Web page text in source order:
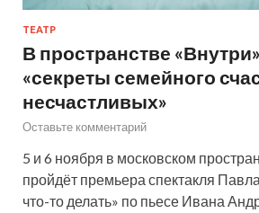
ТЕАТР
В пространстве
«секреты семейного
несчастливых»
Оставьте комментарий
5 и 6 ноября в московском
пройдёт премьера спектакля
что-то делать» по пьесе Ивана